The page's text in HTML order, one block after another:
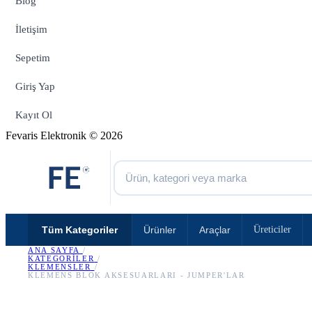
İletişim
Sepetim
Giriş Yap
Kayıt Ol
Fevaris Elektronik © 2026
Tüm Kategoriler Ürünler Araçlar Üreticiler
ANA SAYFA /
KATEGORILER /
KLEMENSLER
/
KLEMENS BLOK AKSESUARLARI - JUMPER'LAR